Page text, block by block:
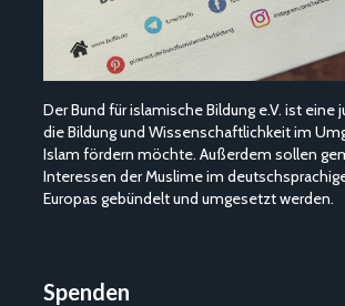
Der Bund für islamische Bildung e.V. ist eine
die Bildung und Wissenschaftlichkeit im
Islam fördern möchte. Außerdem sollen
Interessen der Muslime im
Europas gebündelt und umgesetzt werden.
Spenden